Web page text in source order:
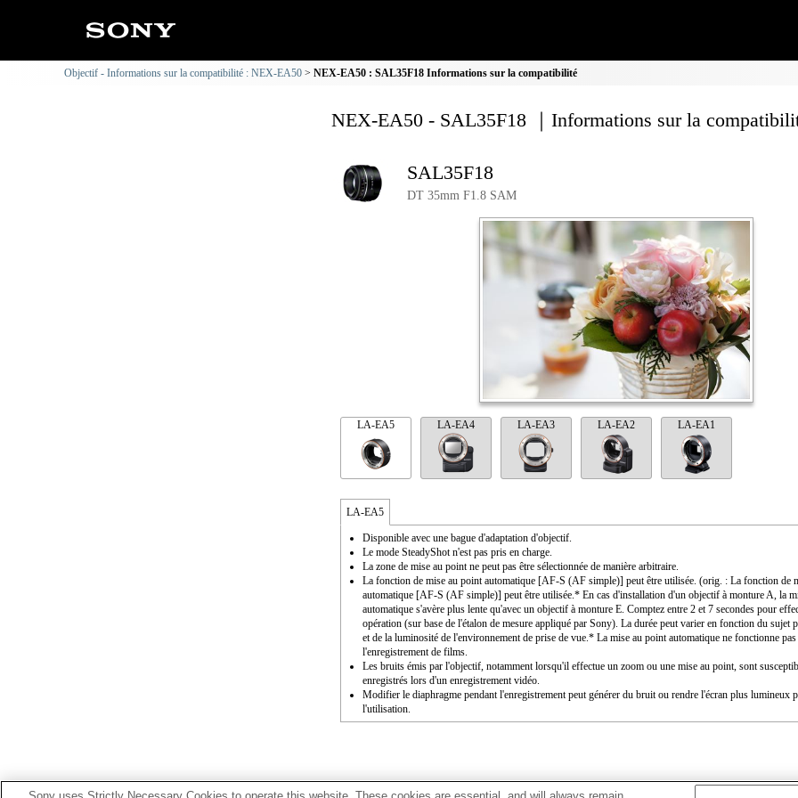
Objectif - Informations sur la compatibilité : NEX-EA50 NEX-EA50 : SAL35F18 Informations sur la compatibilité
NEX-EA50 - SAL35F18 ｜Informations sur la
SAL35F18
DT 35mm F1.8 SAM
LA-EA5 LA-EA4 LA-EA3 LA-EA2 LA-EA1
LA-EA5
Disponible avec une bague d'adaptation d'objectif.
Le mode SteadyShot n'est pas pris en charge.
La zone de mise au point ne peut pas être sélectionnée de manière arbitraire.
La fonction de mise au point automatique [AF-S (AF simple)] peut être utilisée. (orig. : La fonction de
automatique [AF-S (AF simple)] peut être utilisée.* En cas d'installation d'un objectif à monture A, la
automatique s'avère plus lente qu'avec un objectif à monture E. Comptez entre 2 et 7 secondes pour
opération (sur base de l'étalon de mesure appliqué par Sony). La durée peut varier en fonction du sujet
et de la luminosité de l'environnement de prise de vue.* La mise au point automatique ne fonctionne
l'enregistrement de films.
Les bruits émis par l'objectif, notamment lorsqu'il effectue un zoom ou une mise au point, sont
enregistrés lors d'un enregistrement vidéo.
Modifier le diaphragme pendant l'enregistrement peut générer du bruit ou rendre l'écran plus lumineux
l'utilisation.